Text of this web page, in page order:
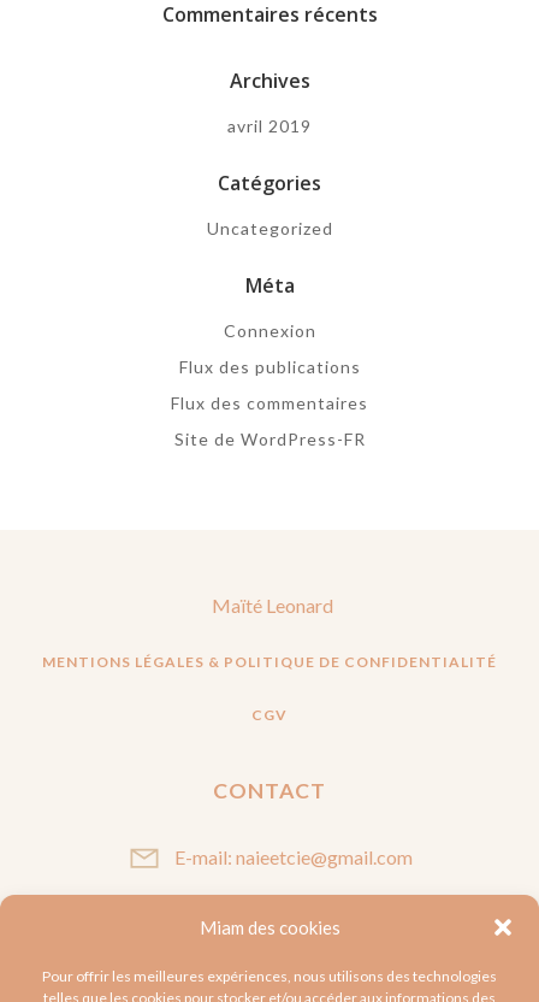
Miam des cookies
Pour offrir les meilleures expériences, nous utilisons des technologies
telles que les cookies pour stocker et/ou accéder aux informations des
Commentaires récents
Archives
avril 2019
Catégories
Uncategorized
Méta
Connexion
Flux des publications
Flux des commentaires
Site de WordPress-FR
Maïté Leonard
MENTIONS LÉGALES & POLITIQUE DE CONFIDENTIALITÉ
CGV
CONTACT
E-mail: naieetcie@gmail.com